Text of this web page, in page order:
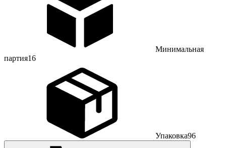
Минимальная
партия16
Упаковка96